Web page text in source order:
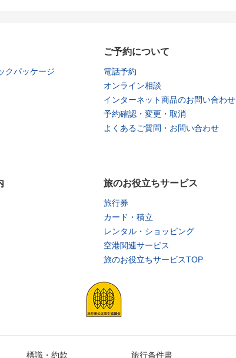
クパッケージ
ご予約について
電話予約
オンライン相談
インターネット商品のお問い合わせ
予約確認・変更・取消
よくあるご質問・お問い合わせ
旅のお役立ちサービス
旅行券
カード・積立
レンタル・ショッピング
空港関連サービス
旅のお役立ちサービスTOP
標識・約款 旅行条件書